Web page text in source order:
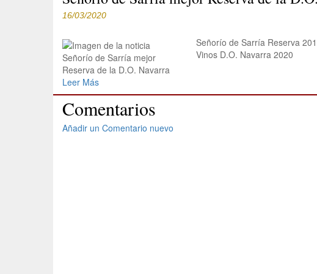
16/03/2020
Señorío de Sarría Reserva
Vinos D.O. Navarra 2020
Leer Más
Comentarios
Añadir un Comentario nuevo